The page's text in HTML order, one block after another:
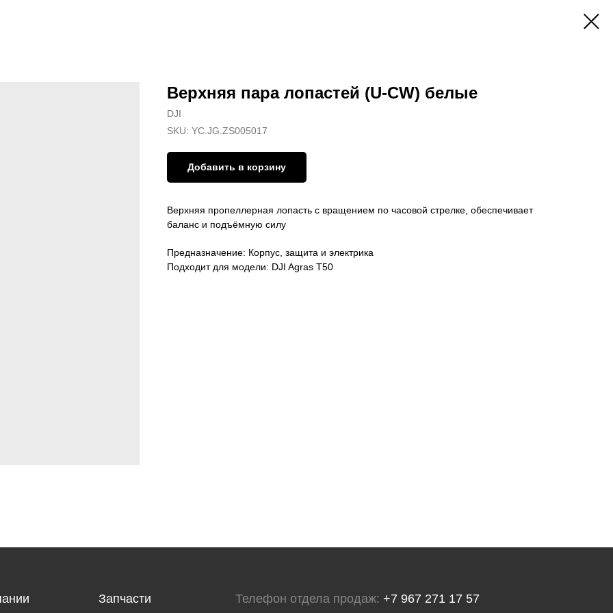
Верхняя пара лопастей (U-CW) белые
DJI
SKU: YC.JG.ZS005017
Добавить в корзину
Верхняя пропеллерная лопасть с вращением по часовой стрелке, обеспечивает
баланс и подъёмную силу
Предназначение: Корпус, защита и электрика
Подходит для модели: DJI Agras T50
Запчасти Телефон отдела продаж: +7 967 271 17 57